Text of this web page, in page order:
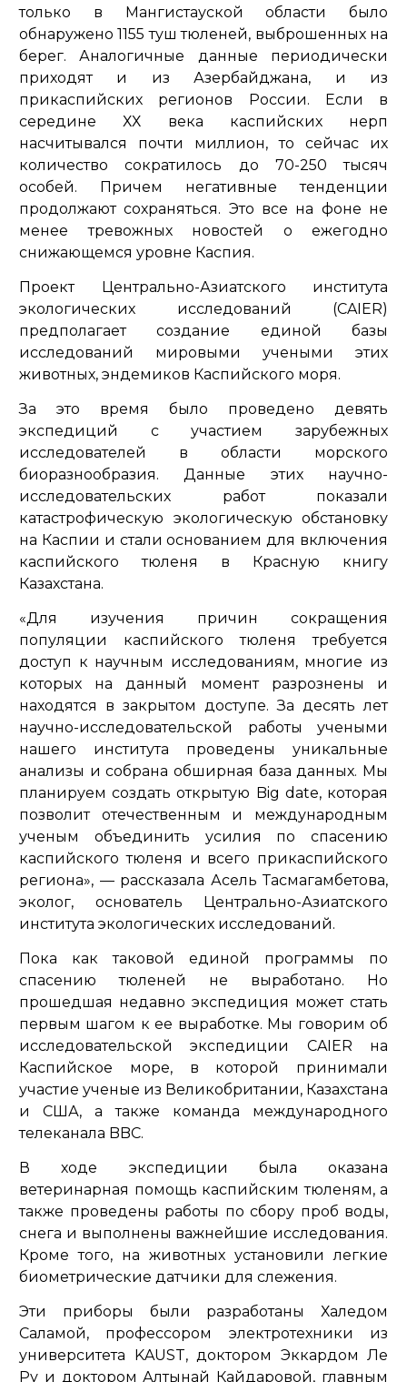
только в Мангистауской области было
обнаружено 1155 туш тюленей, выброшенных на
берег. Аналогичные данные периодически
приходят и из Азербайджана, и из
прикаспийских регионов России. Если в
середине ХХ века каспийских нерп
насчитывался почти миллион, то сейчас их
количество сократилось до 70-250 тысяч
особей. Причем негативные тенденции
продолжают сохраняться. Это все на фоне не
менее тревожных новостей о ежегодно
снижающемся уровне Каспия.
Проект Центрально-Азиатского института
экологических исследований (CAIER)
предполагает создание единой базы
исследований мировыми учеными этих
животных, эндемиков Каспийского моря.
За это время было проведено девять
экспедиций с участием зарубежных
исследователей в области морского
биоразнообразия. Данные этих научно-
исследовательских работ показали
катастрофическую экологическую обстановку
на Каспии и стали основанием для включения
каспийского тюленя в Красную книгу
Казахстана.
«Для изучения причин сокращения
популяции каспийского тюленя требуется
доступ к научным исследованиям, многие из
которых на данный момент разрознены и
находятся в закрытом доступе. За десять лет
научно-исследовательской работы учеными
нашего института проведены уникальные
анализы и собрана обширная база данных. Мы
планируем создать открытую Big date, которая
позволит отечественным и международным
ученым объединить усилия по спасению
каспийского тюленя и всего прикаспийского
региона», — рассказала Асель Тасмагамбетова,
эколог, основатель Центрально-Азиатского
института экологических исследований.
Пока как таковой единой программы по
спасению тюленей не выработано. Но
прошедшая недавно экспедиция может стать
первым шагом к ее выработке. Мы говорим об
исследовательской экспедиции CAIER на
Каспийское море, в которой принимали
участие ученые из Великобритании, Казахстана
и США, а также команда международного
телеканала BBC.
В ходе экспедиции была оказана
ветеринарная помощь каспийским тюленям, а
также проведены работы по сбору проб воды,
снега и выполнены важнейшие исследования.
Кроме того, на животных установили легкие
биометрические датчики для слежения.
Эти приборы были разработаны Халедом
Саламой, профессором электротехники из
университета KAUST, доктором Эккардом Ле
Ру и доктором Алтынай Кайдаровой, главным